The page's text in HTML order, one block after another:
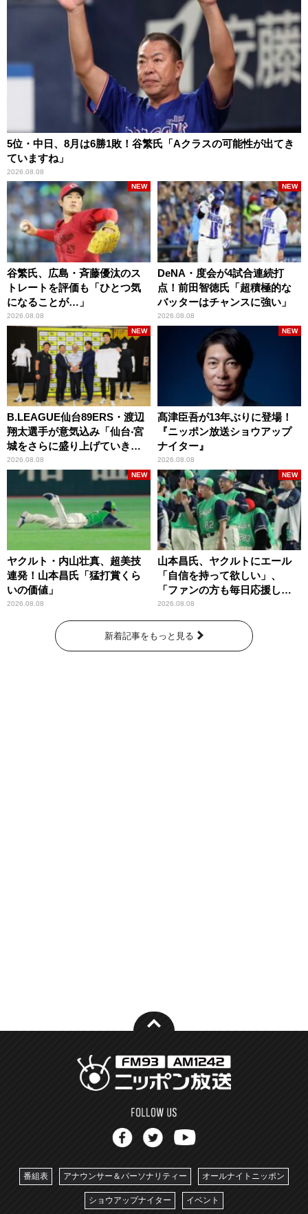
5位・中日、8月は6勝1敗！谷繁氏「Aクラスの可能性が出てき
ていますね」
2026.08.08
谷繁氏、広島・斉藤優汰のス
トレートを評価も「ひとつ気
になることが…」
2026.08.08
NEW
DeNA・度会が4試合連続打
点！前田智徳氏「超積極的な
バッターはチャンスに強い」
2026.08.08
NEW
B.LEAGUE仙台89ERS・渡辺
翔太選手が意気込み「仙台‧宮
城をさらに盛り上げていきた
いです」
2026.08.08
NEW
髙津臣吾が13年ぶりに登場！
『ニッポン放送ショウアップ
ナイター』
2026.08.08
NEW
ヤクルト・内山壮真、超美技
連発！山本昌氏「猛打賞くら
いの価値」
2026.08.08
NEW
山本昌氏、ヤクルトにエール
「自信を持って欲しい」、
「ファンの方も毎日応援して
くれています」
2026.08.08
NEW
新着記事をもっと見る
番組表 アナウンサー＆パーソナリティー オールナイトニッポン
ショウアップナイター イベント